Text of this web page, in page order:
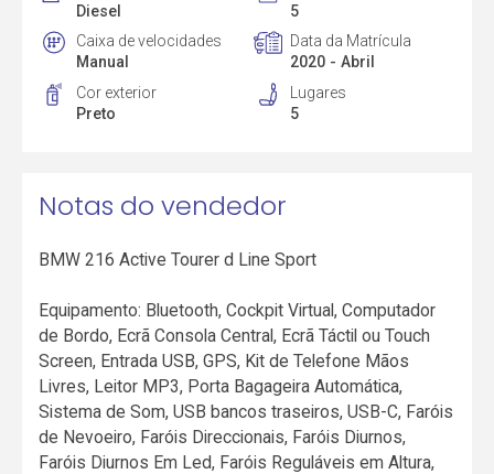
Diesel
5
Caixa de velocidades
Manual
Data da Matrícula
2020 - Abril
Cor exterior
Preto
Lugares
5
Notas do vendedor
BMW 216 Active Tourer d Line Sport
Equipamento: Bluetooth, Cockpit Virtual, Computador
de Bordo, Ecrã Consola Central, Ecrã Táctil ou Touch
Screen, Entrada USB, GPS, Kit de Telefone Mãos
Livres, Leitor MP3, Porta Bagageira Automática,
Sistema de Som, USB bancos traseiros, USB-C, Faróis
de Nevoeiro, Faróis Direccionais, Faróis Diurnos,
Faróis Diurnos Em Led, Faróis Reguláveis em Altura,